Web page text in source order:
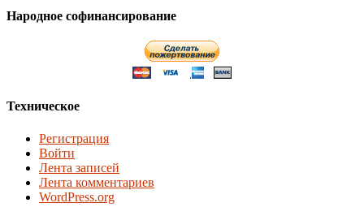
Народное софинансирование
Техническое
Регистрация
Войти
Лента записей
Лента комментариев
WordPress.org